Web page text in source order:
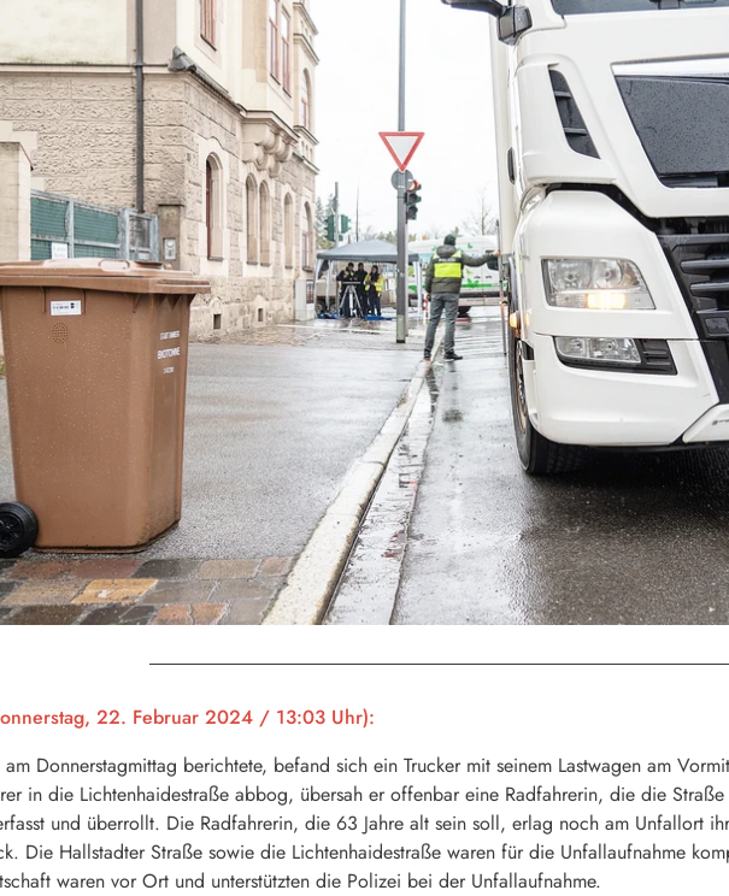
22. Februar 2024 / 13:03 Uhr):
Donnerstagmittag berichtete, befand sich ein Trucker mit seinem Lastwagen am
in die Lichtenhaidestraße abbog, übersah er offenbar eine Radfahrerin, die die
und überrollt. Die Radfahrerin, die 63 Jahre alt sein soll, erlag noch am Unfallort
Die Hallstadter Straße sowie die Lichtenhaidestraße waren für die Unfallaufnahme
waren vor Ort und unterstützten die Polizei bei der Unfallaufnahme.